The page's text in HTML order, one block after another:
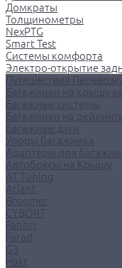
Домкраты
Толщинометры
NexPTG
Smart Test
Системы комфорта
Электро-открытие
Путешествия
Багажники на крышу
Багажные системы
Багажники на
Багажные дуги
Упоры багажника
Адаптеры для
Автобоксы на Крышу
AT Tuning
Atlant
Broomer
CYBORT
Fabbri
Farad
G3
Hakr